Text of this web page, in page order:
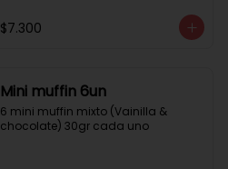
$7.300
Mini muffin 6un
6 mini muffin mixto (Vainilla &
chocolate) 30gr cada uno